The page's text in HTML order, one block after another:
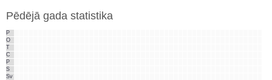
Pēdējā gada statistika
P
O
T
C
P
S
Sv